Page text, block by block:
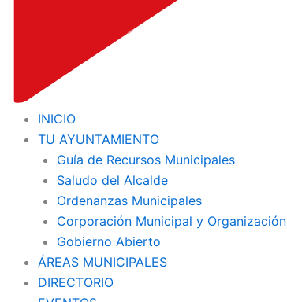
INICIO
TU AYUNTAMIENTO
Guía de Recursos Municipales
Saludo del Alcalde
Ordenanzas Municipales
Corporación Municipal y Organización
Gobierno Abierto
ÁREAS MUNICIPALES
DIRECTORIO